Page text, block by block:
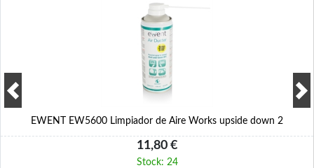
EWENT EW5600 Limpiador de Aire Works upside down 2
11,80 €
Stock: 24